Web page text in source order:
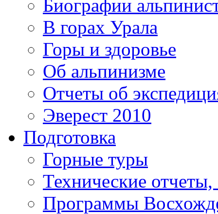
Биографии
В горах Урала
Горы и здоровье
Об альпинизме
Отчеты об
Эверест 2010
Подготовка
Горные туры
Технические
Программы